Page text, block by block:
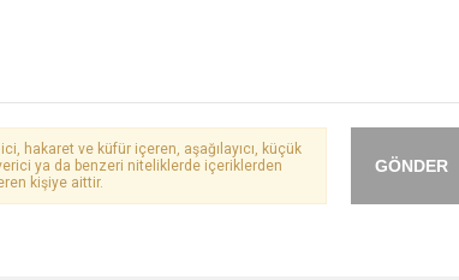
GÖNDER
hakaret ve küfür içeren, aşağılayıcı, küçük
ya da benzeri niteliklerde içeriklerden
kişiye aittir.